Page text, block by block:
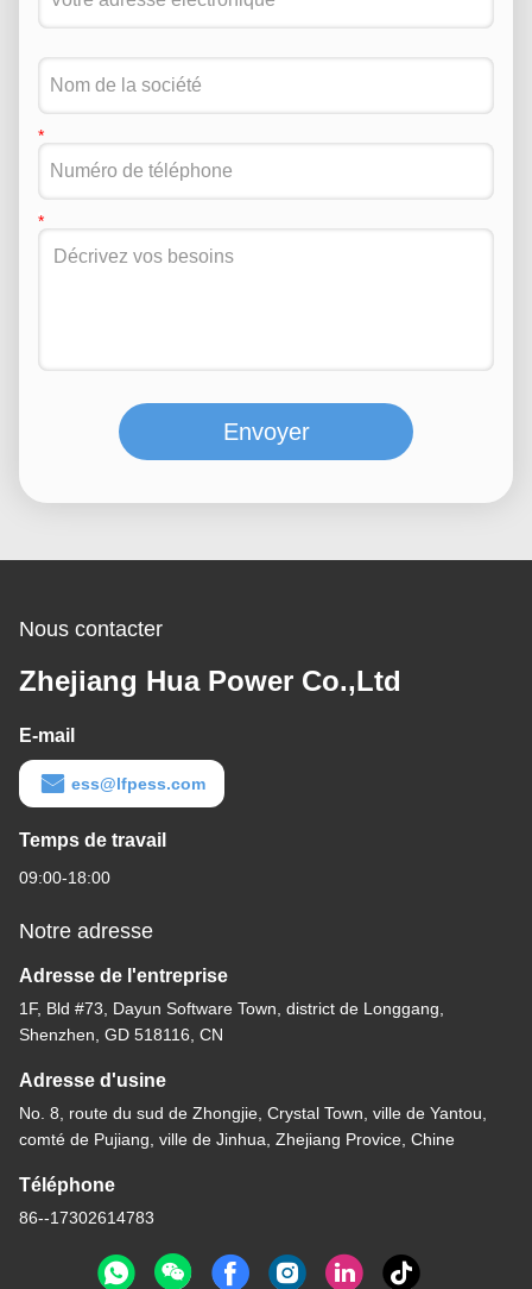
Envoyer
Nous contacter
Zhejiang Hua Power Co.,Ltd
E-mail
ess@lfpess.com
Temps de travail
09:00-18:00
Notre adresse
Adresse de l'entreprise
1F, Bld #73, Dayun Software Town, district de Longgang,
Shenzhen, GD 518116, CN
Adresse d'usine
No. 8, route du sud de Zhongjie, Crystal Town, ville de Yantou,
comté de Pujiang, ville de Jinhua, Zhejiang Provice, Chine
Téléphone
86--17302614783